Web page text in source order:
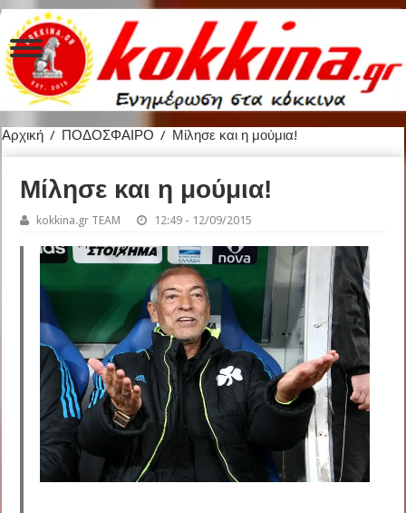
Αρχική / ΠΟΔΟΣΦΑΙΡΟ / Μίλησε και η μούμια!
Μίλησε και η μούμια!
kokkina.gr TEAM 12:49 - 12/09/2015